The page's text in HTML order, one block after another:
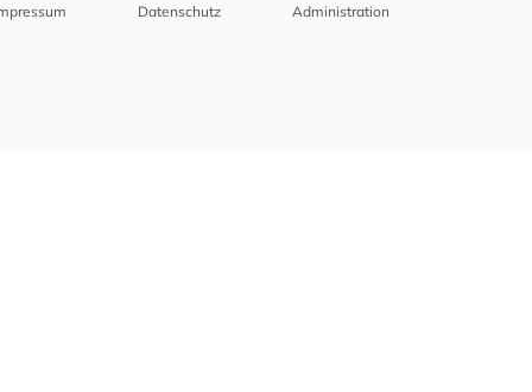
Datenschutz Administration